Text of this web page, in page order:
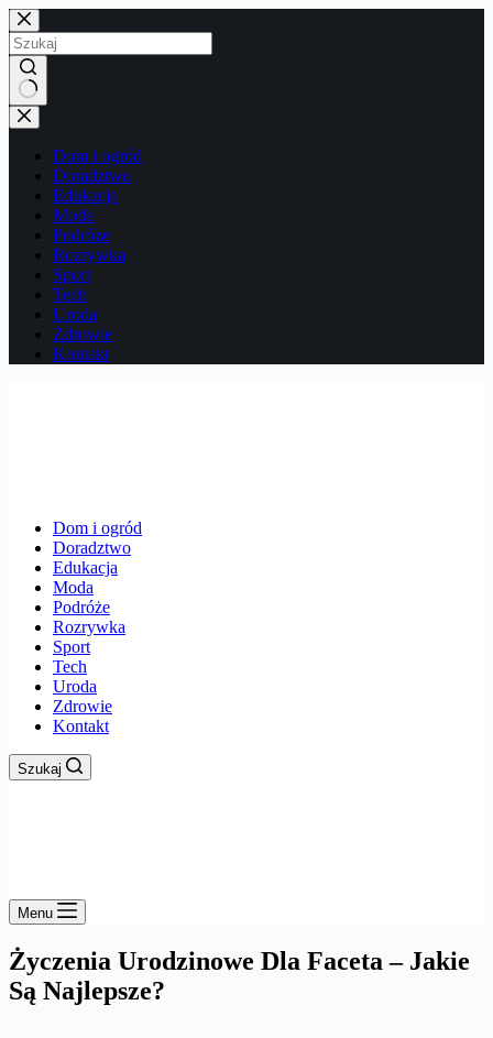
Przejdź
do
treści
Brak
wyników
Dom i ogród
Doradztwo
Edukacja
Moda
Podróże
Rozrywka
Sport
Tech
Uroda
Zdrowie
Kontakt
Dom i ogród
Doradztwo
Edukacja
Moda
Podróże
Rozrywka
Sport
Tech
Uroda
Zdrowie
Kontakt
Szukaj
Menu
Życzenia Urodzinowe Dla Faceta – Jakie
Są Najlepsze?